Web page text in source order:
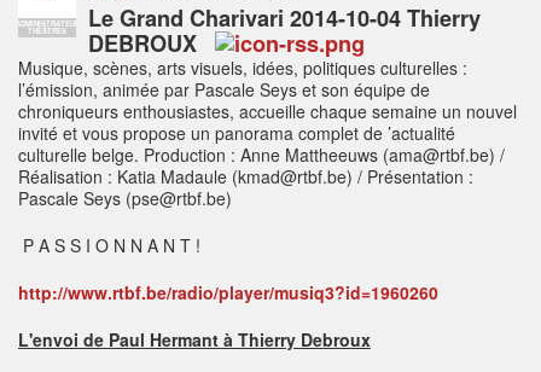
ADMINISTRATEUR
THÉÂTRES
Le Grand Charivari 2014-10-04 Thierry
DEBROUX
Musique, scènes, arts visuels, idées, politiques culturelles :
l’émission, animée par Pascale Seys et son équipe de
chroniqueurs enthousiastes, accueille chaque semaine un nouvel
invité et vous propose un panorama complet de ’actualité
culturelle belge. Production : Anne Mattheeuws (ama@rtbf.be) /
Réalisation : Katia Madaule (kmad@rtbf.be) / Présentation :
Pascale Seys (pse@rtbf.be)
P A S S I O N N A N T !
http://www.rtbf.be/radio/player/musiq3?id=1960260
L'envoi de Paul Hermant à Thierry Debroux